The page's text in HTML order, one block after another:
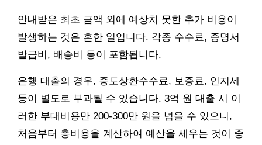
안내받은 최초 금액 외에 예상치 못한 추가 비용이
발생하는 것은 흔한 일입니다. 각종 수수료, 증명서
발급비, 배송비 등이 포함됩니다.
은행 대출의 경우, 중도상환수수료, 보증료, 인지세
등이 별도로 부과될 수 있습니다. 3억 원 대출 시 이
러한 부대비용만 200-300만 원을 넘을 수 있으니,
처음부터 총비용을 계산하여 예산을 세우는 것이 중